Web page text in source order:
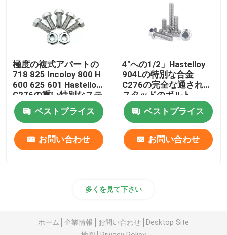
極度の複式アパートの
718 825 Incoloy 800 H
600 625 601 Hastelloy
C276の重い特別なステ
ンレス鋼625 F468ACの
ジンクスベストプライス
お問い合わせ
4"への1/2」Hastelloy
904Lの特別な合金
C276の完全な通された
スタッドのボルト
ベストプライス
お問い合わせ
多くを見て下さい
ホーム 企業情報 お問い合わせ
Desktop Site